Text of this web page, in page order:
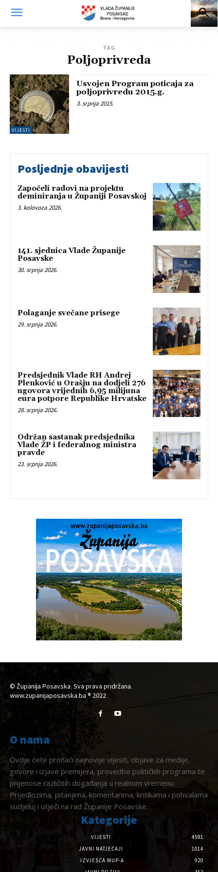
TAG
Poljoprivreda
VIJESTI
Usvojen Program poticaja za
poljoprivredu 2015.g.
3. srpnja 2015.
Posljednje obavijesti
Započeli radovi na projektu
deminiranja u Županiji Posavskoj
3. kolovoza 2026.
141. sjednica Vlade Županije
Posavske
30. srpnja 2026.
Polaganje svečane prisege
29. srpnja 2026.
Predsjednik Vlade RH Andrej
Plenković u Orašju na dodjeli 276
ugovora vrijednih 6,95 milijuna
eura potpore Republike Hrvatske
28. srpnja 2026.
Održan sastanak predsjednika
Vlade ŽP i federalnog ministra
pravde
23. srpnja 2026.
© Županija Posavska. Sva prava pridržana.
www.zupanijaposavska.ba ® 2022
O nama
Ovdje ćete pronaći najnovije vijesti, objave za medije,
govore i izjave premijera, provedbe političkih programa te
prijenose različitih događanja u realnom vremenu.
Prijedlozima, pitanjima, komentarima, kritikama i pohvalama
sudjeluj i utječi na rad Županije Posavske.
Kategorije
VIJESTI
4591
JAVNI NATJEČAJI
1014
IZVJEŠĆA MUP-A
920